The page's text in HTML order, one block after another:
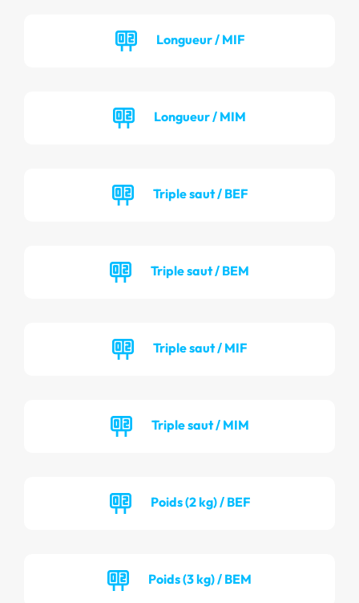
Longueur / MIF
Longueur / MIM
Triple saut / BEF
Triple saut / BEM
Triple saut / MIF
Triple saut / MIM
Poids (2 kg) / BEF
Poids (3 kg) / BEM